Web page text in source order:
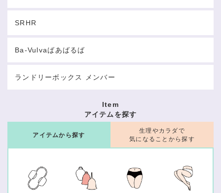
SRHR
Ba-Vulvaばあばるば
ランドリーボックス メンバー
Item
アイテムを探す
アイテムから探す
生理やカラダで
気になることから探す